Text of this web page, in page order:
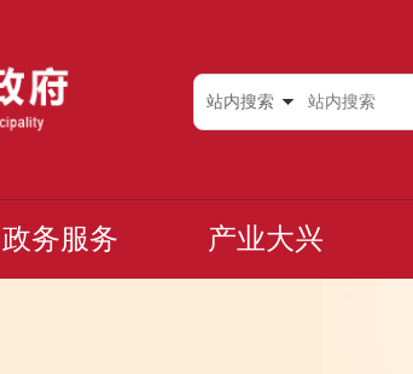
站内搜索
政务服务 产业大兴